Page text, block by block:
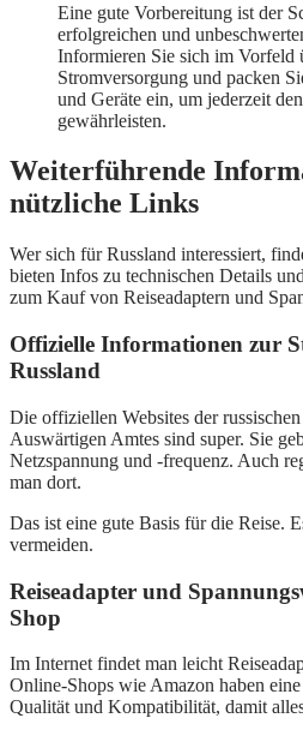
Eine gute Vorbereitung ist der
erfolgreichen und
Informieren Sie sich im Vorfeld
Stromversorgung und packen
und Geräte ein, um jederzeit
gewährleisten.
Weiterführende
nützliche Links
Wer sich für Russland interessiert,
bieten Infos zu technischen Details
zum Kauf von Reiseadaptern und
Offizielle Informationen zur
Russland
Die offiziellen Websites der
Auswärtigen Amtes sind super. Sie
Netzspannung und -frequenz. Auch
man dort.
Das ist eine gute Basis für die Reise.
vermeiden.
Reiseadapter und
Shop
Im Internet findet man leicht
Online-Shops wie Amazon haben
Qualität und Kompatibilität, damit